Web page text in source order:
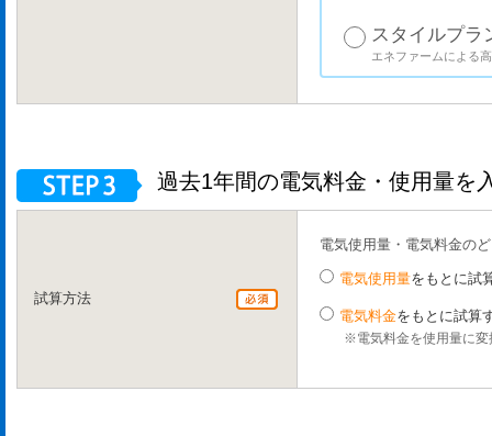
スタイルプラ
エネファームによる
過去1年間の電気料金・使用量を
試算方法
電気使用量・電気料金の
電気使用量をもとに試
電気料金をもとに試算
※電気料金を使用量に変